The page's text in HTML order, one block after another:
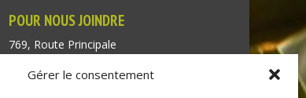
Gérer le consentement
POUR NOUS JOINDRE
769, Route Principale
Québec J0P 1P1